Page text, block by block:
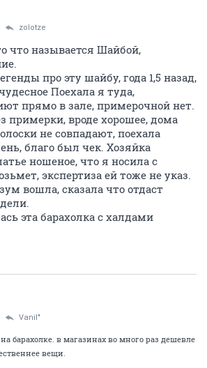
zolotze
что называется Шайбой,
про эту шайбу, года 1,5 назад,
Поехала я туда,
прямо в зале, примерочной нет.
примерки, вроде хорошее, дома
не совпадают, поехала
благо был чек. Хозяйка
ношеное, что я носила с
экспертиза ей тоже не указ.
вошла, сказала что отдаст
эта барахолка с халдами
Vanil"
барахолке. в магазинах во много раз дешевле
вещи.